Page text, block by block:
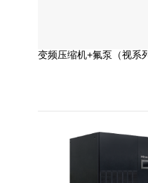
变频压缩机+氟泵（视系